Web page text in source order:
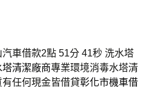
車借款2點 51分 41秒 洗水塔
塔清潔廠商專業環境消毒水塔清
任何現金皆借貸彰化市機車借